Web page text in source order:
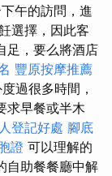
午的訪問，進
選擇，因此客
足，要么將酒店
豐原按摩推薦
過很多時間，
求早餐或半木
登記好處 腳底
證 可以理解的
自助餐餐廳中解